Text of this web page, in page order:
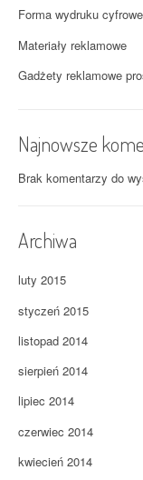
Forma wydruku
Materiały reklamowe
Gadżety reklamowe
Najnowsze
Brak komentarzy do
Archiwa
luty 2015
styczeń 2015
listopad 2014
sierpień 2014
lipiec 2014
czerwiec 2014
kwiecień 2014